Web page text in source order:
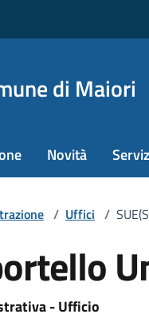
di Maiori
Novità
/ Uffici /
- Ufficio